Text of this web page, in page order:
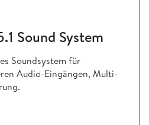
Sound System
Soundsystem für
Audio-Eingängen, Multi-